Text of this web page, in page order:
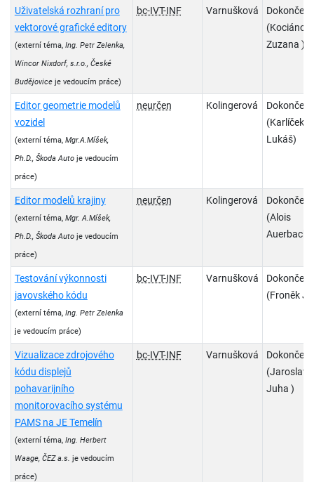
Uživatelská rozhraní pro
vektorové grafické editory
(externí téma, Ing. Petr Zelenka,
Wincor Nixdorf, s.r.o., České
Budějoviceje vedoucím práce)
bc-IVT-INF Varnušková
Dokončené
Zuzana )
Editor geometrie modelů
vozidel
(externí téma, Mgr.A.Míšek,
Ph.D., Škoda Autoje vedoucím
práce)
neurčen Kolingerová
Dokončené
(Karlíček
Lukáš)
Editor modelů krajiny
(externí téma, Mgr. A.Míšek,
Ph.D., Škoda Autoje vedoucím
práce)
neurčen Kolingerová
Dokončené
(Alois
Auerbach)
Testování výkonnosti
javovského kódu
(externí téma, Ing. Petr Zelenka
je vedoucím práce)
bc-IVT-INF Varnušková
Dokončené
(Froněk
Vizualizace zdrojového
kódu displejů
pohavarijního
monitorovacího systému
PAMS na JE Temelín
(externí téma, Ing. Herbert
Waage, ČEZ a.s. je vedoucím
práce)
bc-IVT-INF Varnušková
Dokončené
(Jaroslav
Juha )